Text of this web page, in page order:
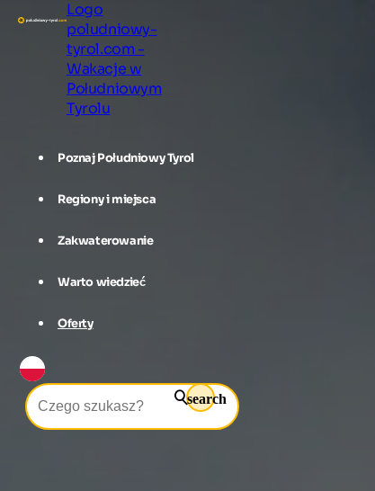
Logo
poludniowy-
tyrol.com -
Wakacje w
Południowym
Tyrolu
Poznaj Południowy Tyrol
Regiony i miejsca
Zakwaterowanie
Warto wiedzieć
Oferty
search